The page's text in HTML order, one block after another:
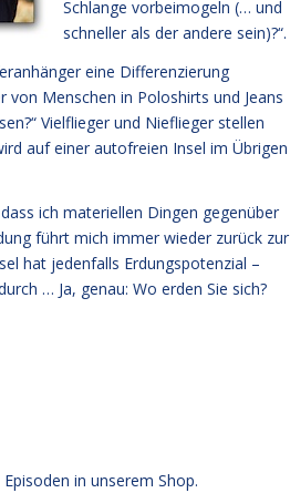
Schlange vorbeimogeln (… und
schneller als der andere sein)?“.
eine Differenzierung
von Menschen in Poloshirts und Jeans
Vielflieger und Nieflieger stellen
auf einer autofreien Insel im Übrigen
ich materiellen Dingen gegenüber
führt mich immer wieder zurück zur
hat jedenfalls Erdungspotenzial –
… Ja, genau: Wo erden Sie sich?
Episoden in unserem Shop.